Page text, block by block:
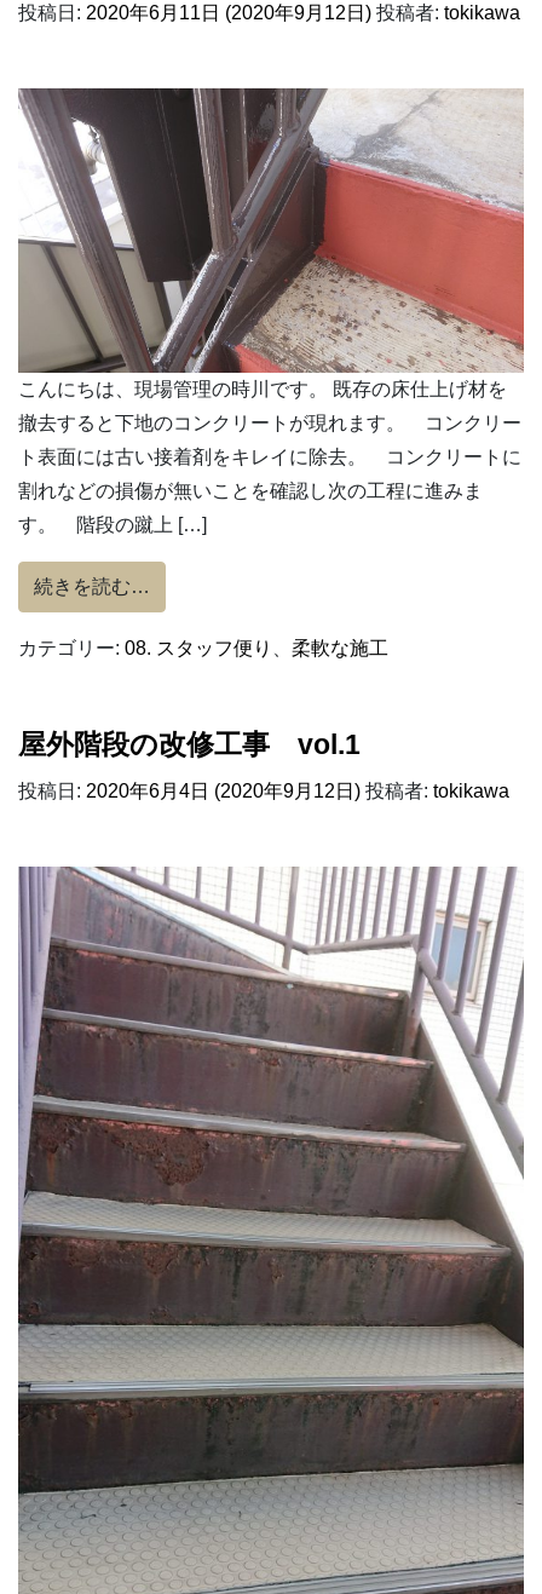
投稿日: 2020年6月11日 (2020年9月12日) 投稿者: tokikawa
こんにちは、現場管理の時川です。 既存の床仕上げ材を
撤去すると下地のコンクリートが現れます。 コンクリー
ト表面には古い接着剤をキレイに除去。 コンクリートに
割れなどの損傷が無いことを確認し次の工程に進みま
す。 階段の蹴上 […]
続きを読む…
カテゴリー: 08. スタッフ便り 柔軟な施工
屋外階段の改修工事 vol.1
投稿日: 2020年6月4日 (2020年9月12日) 投稿者: tokikawa